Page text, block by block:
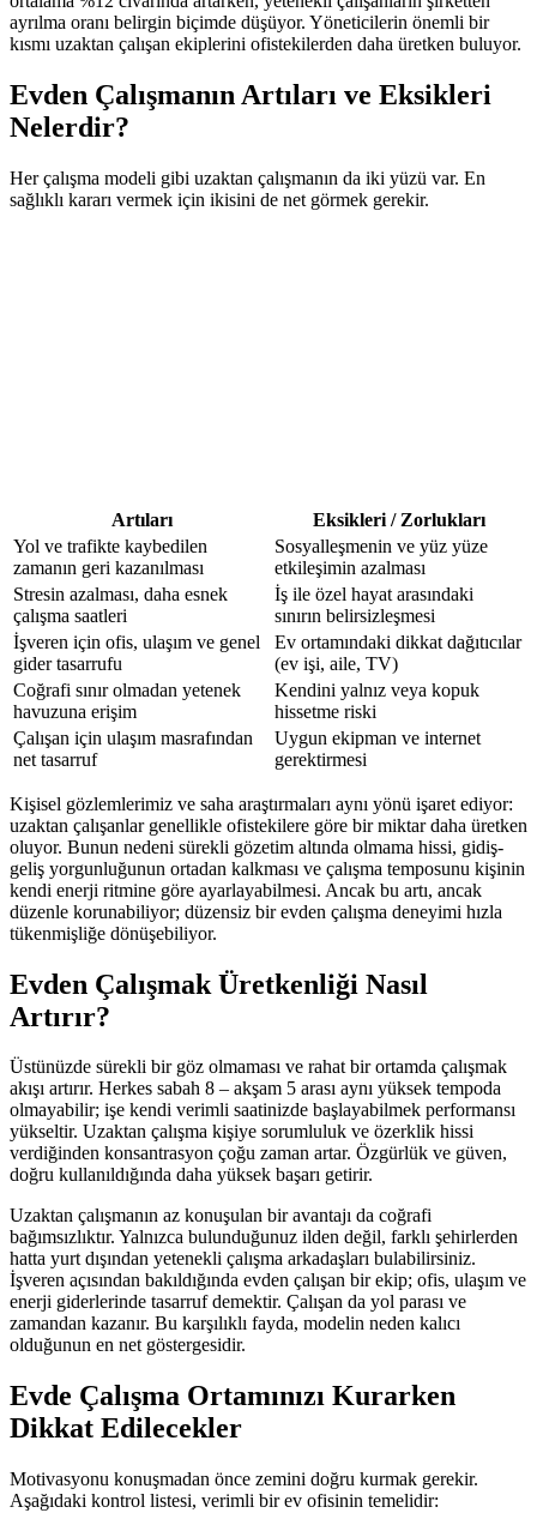
ayrılma oranı belirgin biçimde düşüyor. Yöneticilerin önemli bir
kısmı uzaktan çalışan ekiplerini ofistekilerden daha üretken buluyor.
Evden Çalışmanın Artıları ve Eksikleri
Nelerdir?
Her çalışma modeli gibi uzaktan çalışmanın da iki yüzü var. En
sağlıklı kararı vermek için ikisini de net görmek gerekir.
Artıları
Eksikleri / Zorlukları
Yol ve trafikte kaybedilen
zamanın geri kazanılması
Sosyalleşmenin ve yüz yüze
etkileşimin azalması
Stresin azalması, daha esnek
çalışma saatleri
İş ile özel hayat arasındaki
sınırın belirsizleşmesi
İşveren için ofis, ulaşım ve genel
gider tasarrufu
Ev ortamındaki dikkat dağıtıcılar
(ev işi, aile, TV)
Coğrafi sınır olmadan yetenek
havuzuna erişim
Kendini yalnız veya kopuk
hissetme riski
Çalışan için ulaşım masrafından
net tasarruf
Uygun ekipman ve internet
gerektirmesi
Kişisel gözlemlerimiz ve saha araştırmaları aynı yönü işaret ediyor:
uzaktan çalışanlar genellikle ofistekilere göre bir miktar daha üretken
oluyor. Bunun nedeni sürekli gözetim altında olmama hissi, gidiş-
geliş yorgunluğunun ortadan kalkması ve çalışma temposunu kişinin
kendi enerji ritmine göre ayarlayabilmesi. Ancak bu artı, ancak
düzenle korunabiliyor; düzensiz bir evden çalışma deneyimi hızla
tükenmişliğe dönüşebiliyor.
Evden Çalışmak Üretkenliği Nasıl
Artırır?
Üstünüzde sürekli bir göz olmaması ve rahat bir ortamda çalışmak
akışı artırır. Herkes sabah 8 – akşam 5 arası aynı yüksek tempoda
olmayabilir; işe kendi verimli saatinizde başlayabilmek performansı
yükseltir. Uzaktan çalışma kişiye sorumluluk ve özerklik hissi
verdiğinden konsantrasyon çoğu zaman artar. Özgürlük ve güven,
doğru kullanıldığında daha yüksek başarı getirir.
Uzaktan çalışmanın az konuşulan bir avantajı da coğrafi
bağımsızlıktır. Yalnızca bulunduğunuz ilden değil, farklı şehirlerden
hatta yurt dışından yetenekli çalışma arkadaşları bulabilirsiniz.
İşveren açısından bakıldığında evden çalışan bir ekip; ofis, ulaşım ve
enerji giderlerinde tasarruf demektir. Çalışan da yol parası ve
zamandan kazanır. Bu karşılıklı fayda, modelin neden kalıcı
olduğunun en net göstergesidir.
Evde Çalışma Ortamınızı Kurarken
Dikkat Edilecekler
Motivasyonu konuşmadan önce zemini doğru kurmak gerekir.
Aşağıdaki kontrol listesi, verimli bir ev ofisinin temelidir: